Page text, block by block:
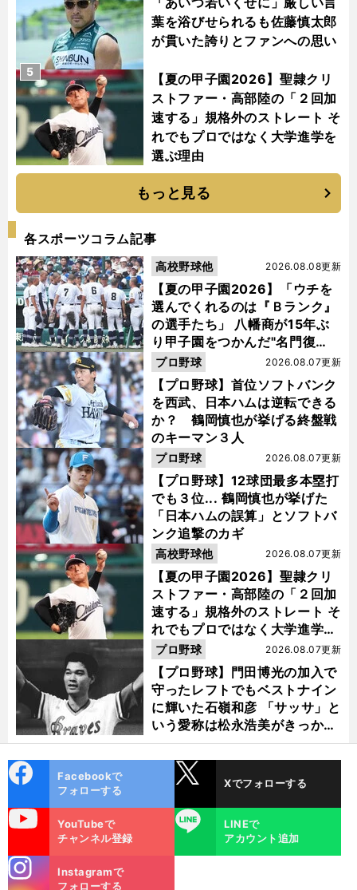
葉を浴びせられるも佐藤慎太郎
が貫いた誇りとファンへの思い
【夏の甲子園2026】聖隷クリ
ストファー・高部陸の「２回加
速する」規格外のストレート そ
れでもプロではなく大学進学を
選ぶ理由
5
もっと見る
各スポーツコラム記事
【夏の甲子園2026】「ウチを
選んでくれるのは『Ｂランク』
の選手たち」 八幡商が15年ぶ
り甲子園をつかんだ"名門復
活"の舞台裏
2026.08.08更新
高校野球他
【プロ野球】首位ソフトバンク
を西武、日本ハムは逆転できる
か？ 鶴岡慎也が挙げる終盤戦
のキーマン３人
2026.08.07更新
プロ野球
【プロ野球】12球団最多本塁打
でも３位... 鶴岡慎也が挙げた
「日本ハムの誤算」とソフトバ
ンク追撃のカギ
2026.08.07更新
プロ野球
【夏の甲子園2026】聖隷クリ
ストファー・高部陸の「２回加
速する」規格外のストレート そ
れでもプロではなく大学進学を
選ぶ理由
2026.08.07更新
高校野球他
【プロ野球】門田博光の加入で
守ったレフトでもベストナイン
に輝いた石嶺和彦 「サッサ」と
いう愛称は松永浩美がきっか
け？
2026.08.07更新
プロ野球
ok
Facebookで
フォローする
Xでフォローする
YouTubeで
チャンネル登録
LINE
LINEで
アカウント追加
m
Instagramで
フォローする